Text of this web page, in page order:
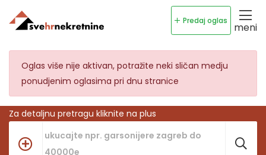
Predaj oglas
meni
Oglas više nije aktivan, potražite neki sličan medju
ponudjenim oglasima pri dnu stranice
Za detaljnu pretragu kliknite na plus